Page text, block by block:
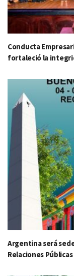
Conducta
fortaleció la
Argentina será
Relaciones